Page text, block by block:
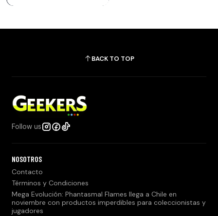
BACK TO TOP
Follow us
NOSOTROS
Contacto
Términos y Condiciones
Mega Evolución: Phantasmal Flames llega a Chile en
noviembre con productos imperdibles para coleccionistas y
jugadores